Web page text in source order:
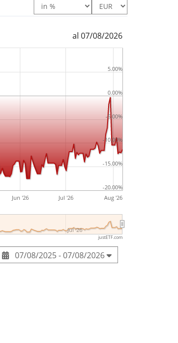
di gestione dell'energia,
elettrica. L'azienda è stata
in Giappone.
al 07/08/2026
Jun '26 Jul '26 Aug '26
Jul '26
-20.00%
-15.00%
-10.00%
-5.00%
0.00%
5.00%
justETF.com
07/08/2025 - 07/08/2026